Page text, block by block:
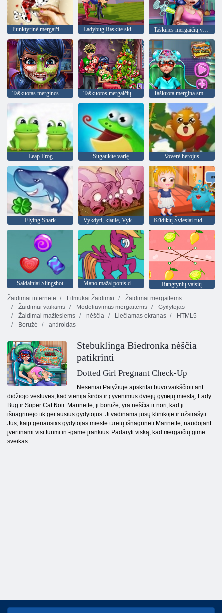
Punktyrinė mergaičių dažymo knyga Ladybug Raskite skirtumus Taškinės mergaičių vakcinos injekcijos
Taškuotas merginos Helovino makiažas Taškuotos mergaičių šeimos Kalėdos Taškuota mergina smegenų gydytoja
Leap Frog Sugaukite varlę Voverė herojus
Flying Shark Vykdyti, kiaule, Vykdyti Kūdikių Šviesiai ruda Alien draugui
Saldainiai Slingshot Mano mažai ponis dažymas knyga
Rungtynių vaisių
Žaidimai internete
Filmukai Žaidimai
Žaidimai mergaitėms
Žaidimai vaikams
Modeliavimas mergaitėms
Gydytojas
Žaidimai mažiesiems
nėščia Liečiamas ekranas
HTML5
Boružė
androidas
Stebuklinga Biedronka nėščia
patikrinti
Dotted Girl Pregnant Check-Up
Neseniai Paryžiuje apskritai buvo vaikščioti ant
didžiojo vestuves, kad vienija širdis ir gyvenimus dviejų gynėjų miestą, Lady
Bug ir Super Cat Noir. Marinette, ji boruže, yra nėščia ir nori, kad ji
išnagrinėjo tik geriausius gydytojus. Ji vadinama jūsų klinikoje ir užsirašyti.
Jūs, kaip geriausias gydytojas mieste turėtų išnagrinėti Marinette, naudojant
įvertinami visi turimi in -game įrankius. Padaryti viską, kad mergaičių gimė
sveikas.